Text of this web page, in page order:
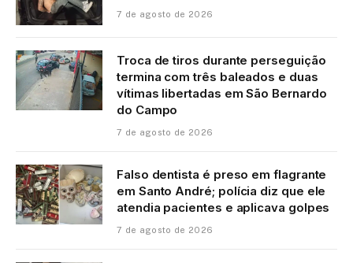
7 de agosto de 2026
Troca de tiros durante perseguição
termina com três baleados e duas
vítimas libertadas em São Bernardo
do Campo
7 de agosto de 2026
Falso dentista é preso em flagrante
em Santo André; polícia diz que ele
atendia pacientes e aplicava golpes
7 de agosto de 2026